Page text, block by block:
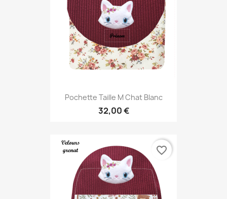
Pochette Taille M Chat Blanc
32,00 €
favorite_border